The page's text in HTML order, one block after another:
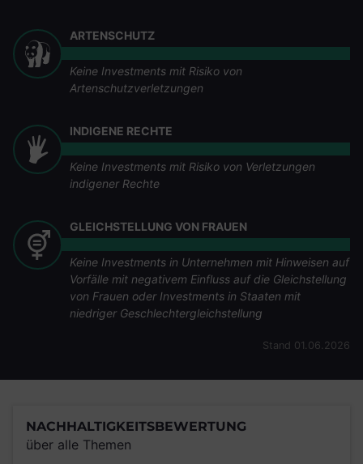
ARTENSCHUTZ
Keine Investments mit Risiko von
Artenschutzverletzungen
INDIGENE RECHTE
Keine Investments mit Risiko von Verletzungen
indigener Rechte
GLEICHSTELLUNG VON FRAUEN
Keine Investments in Unternehmen mit Hinweisen auf
Vorfälle mit negativem Einfluss auf die Gleichstellung
von Frauen oder Investments in Staaten mit
niedriger Geschlechtergleichstellung
Stand 01.06.2026
NACHHALTIGKEITSBEWERTUNG
über alle Themen